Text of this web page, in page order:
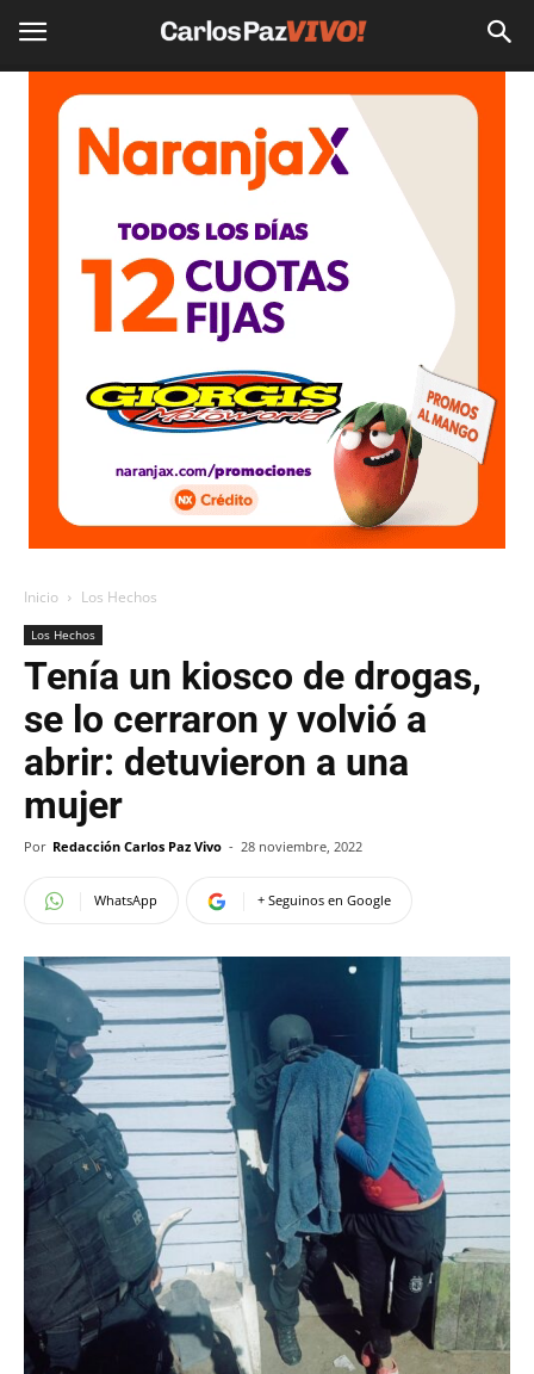
Inicio Los Hechos
Los Hechos
Tenía un kiosco de drogas,
se lo cerraron y volvió a
abrir: detuvieron a una
mujer
Por Redacción Carlos Paz Vivo - 28 noviembre, 2022
WhatsApp + Seguinos en Google